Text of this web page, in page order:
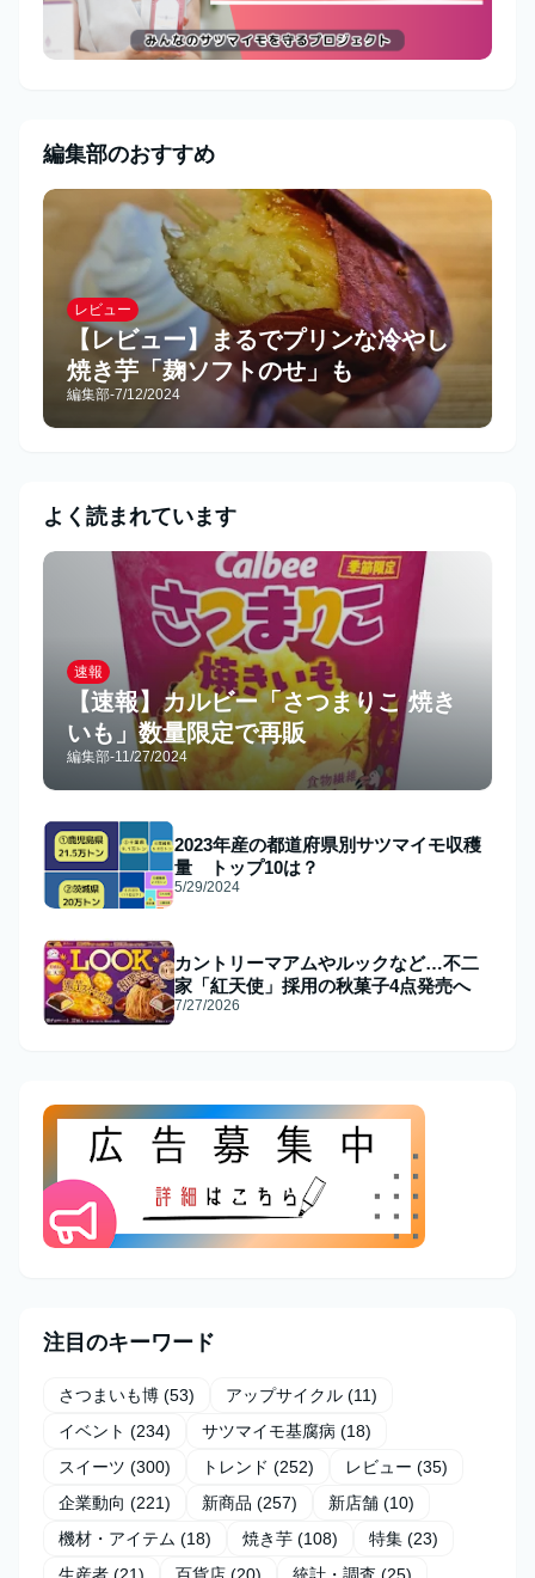
編集部のおすすめ
レビュー
【レビュー】まるでプリンな冷やし
焼き芋「麹ソフトのせ」も
編集部-7/12/2024
よく読まれています
速報
【速報】カルビー「さつまりこ 焼き
いも」数量限定で再販
編集部-11/27/2024
2023年産の都道府県別サツマイモ収穫
量 トップ10は？
5/29/2024
カントリーマアムやルックなど…不二
家「紅天使」採用の秋菓子4点発売へ
7/27/2026
注目のキーワード
さつまいも博 (53) アップサイクル (11)
イベント (234) サツマイモ基腐病 (18)
スイーツ (300) トレンド (252) レビュー (35)
企業動向 (221) 新商品 (257) 新店舗 (10)
機材・アイテム (18) 焼き芋 (108) 特集 (23)
生産者 (21) 百貨店 (20) 統計・調査 (25)